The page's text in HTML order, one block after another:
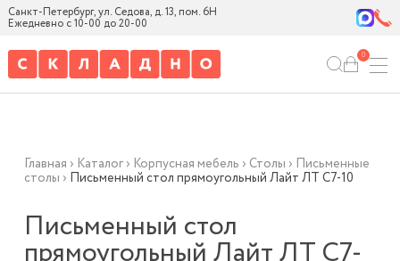
Санкт-Петербург, ул. Седова, д. 13, пом. 6Н
Ежедневно с 10-00 до 20-00
0
Главная › Каталог› Корпусная мебель › Столы › Письменные
столы › Письменный стол прямоугольный Лайт ЛТ С7-10
Письменный стол